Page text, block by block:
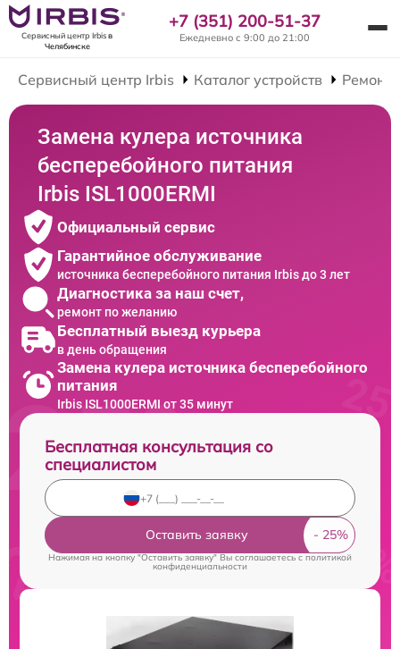
Сервисный центр Irbisв
Челябинске
+7 (351) 200-51-37
Ежедневно с 9:00 до 21:00
Сервисный центр Irbis Каталог устройств Ремонт
Замена кулера источника
бесперебойного питания
Irbis ISL1000ERMI
Официальный сервис
Гарантийное обслуживание
источника бесперебойного питания Irbis до 3 лет
Диагностика за наш счет,
ремонт по желанию
Бесплатный выезд курьера
в день обращения
Замена кулера источника бесперебойного
питания
Irbis ISL1000ERMI от 35 минут
Бесплатная консультация со
специалистом
Оставить заявку
Нажимая на кнопку "Оставить заявку" Вы соглашаетесь c политикой
конфиденциальности